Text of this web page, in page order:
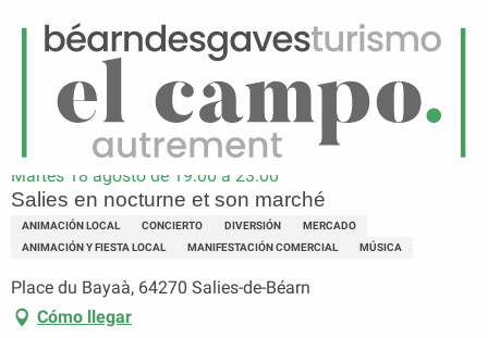
Menú
Página principal Salies en nocturne et son marché
Martes 18 agosto de 19:00 a 23:00
Salies en nocturne et son marché
ANIMACIÓN LOCAL CONCIERTO DIVERSIÓN
MERCADO
ANIMACIÓN Y FIESTA LOCAL
MANIFESTACIÓN COMERCIAL MÚSICA
Place du Bayaà, 64270 Salies-de-Béarn
Cómo llegar